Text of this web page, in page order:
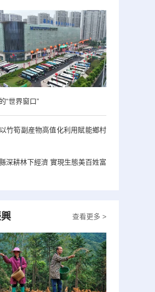
“世界窗口”
竹筍副産物高值化利用賦能鄉村
深耕林下經濟 實現生態美百姓富
查看更多 >